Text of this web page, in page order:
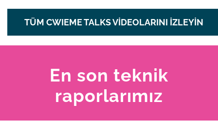
TÜM CWIEME TALKS VIDEOLARINI IZLEYIN
En son teknik
raporlarımız